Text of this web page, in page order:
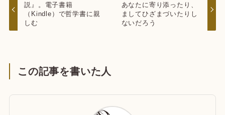
説』。電子書籍
（Kindle）で哲学書に親
しむ
あなたに寄り添ったり、
ましてひざまづいたりし
ないだろう
この記事を書いた人